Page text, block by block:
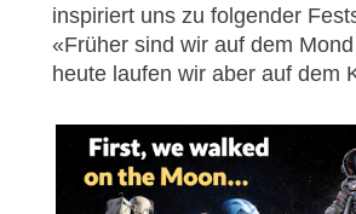
inspiriert uns zu folgender
«Früher sind wir auf dem
heute laufen wir aber auf dem